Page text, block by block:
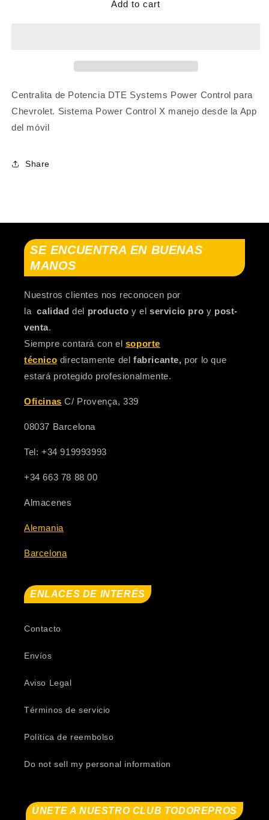
2012
PowerControl
2012
Add to cart
Centralita de Potencia DTE Systems Power Control para
Chevrolet. Sistema Power Control X manejo desde la App
del móvil
Share
SE ENCUENTRA EN BUENAS
MANOS
Nuestros clientes nos reconocen por
lacalidad del producto y elservicio pro y post-
venta.
Siempre contará con el soporte
técnico directamente delfabricante, por lo que
estará protegido profesionalmente.
Oficinas C/ Provença, 339
08037 Barcelona
Tel: +34 919993993
+34 663 78 88 00
Almacenes
Alemania
Barcelona
ENLACES DE INTERÉS
Contacto
Envíos
Aviso Legal
Términos de servicio
Política de reembolso
Do not sell my personal information
ÚNETE A NUESTRO CLUB TODOREPROS